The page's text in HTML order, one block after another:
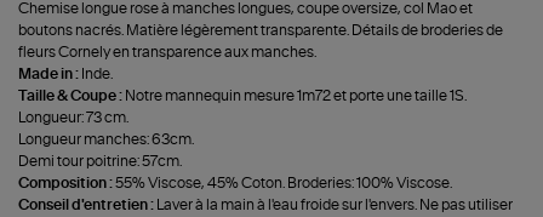
Chemise longue rose à manches longues, coupe oversize, col Mao et
boutons nacrés. Matière légèrement transparente. Détails de broderies de
fleurs Cornely en transparence aux manches.
Made in : Inde.
Taille & Coupe : Notre mannequin mesure 1m72 et porte une taille 1S.
Longueur: 73 cm.
Longueur manches: 63cm.
Demi tour poitrine: 57cm.
Composition :55% Viscose, 45% Coton. Broderies: 100% Viscose.
Conseil d'entretien :
Laver à la main à l'eau froide sur l'envers. Ne pas utiliser